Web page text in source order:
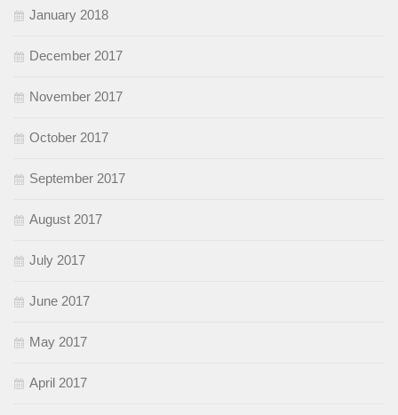
January 2018
December 2017
November 2017
October 2017
September 2017
August 2017
July 2017
June 2017
May 2017
April 2017